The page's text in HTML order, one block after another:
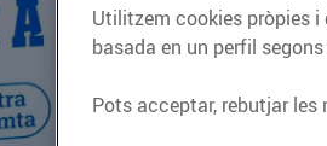
Utilitzem cookies pròpies i
basada en un perfil
Pots acceptar, rebutjar les